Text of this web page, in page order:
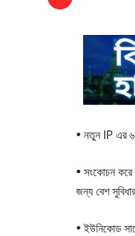
• নতুন IP এর
• সংকোচন
জন্য বেশ
• ইউনিকোড